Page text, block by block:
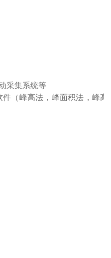
采集系统等
（峰高法，峰面积法，峰高